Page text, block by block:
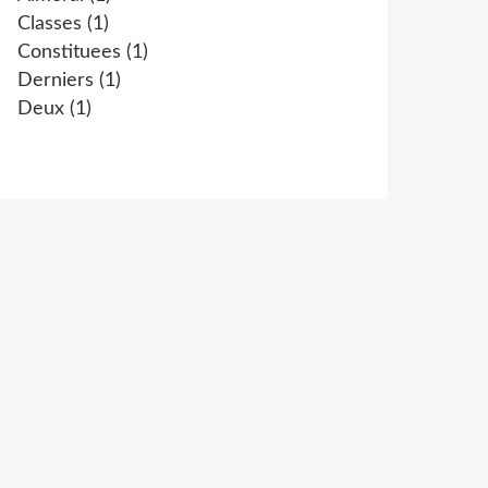
Classes (1)
Constituees (1)
Derniers (1)
Deux (1)